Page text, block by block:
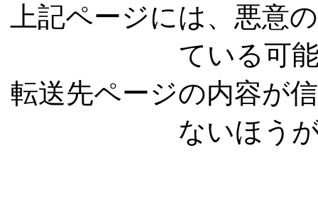
上記ページには、悪意
ている可
転送先ページの内容が
ないほう